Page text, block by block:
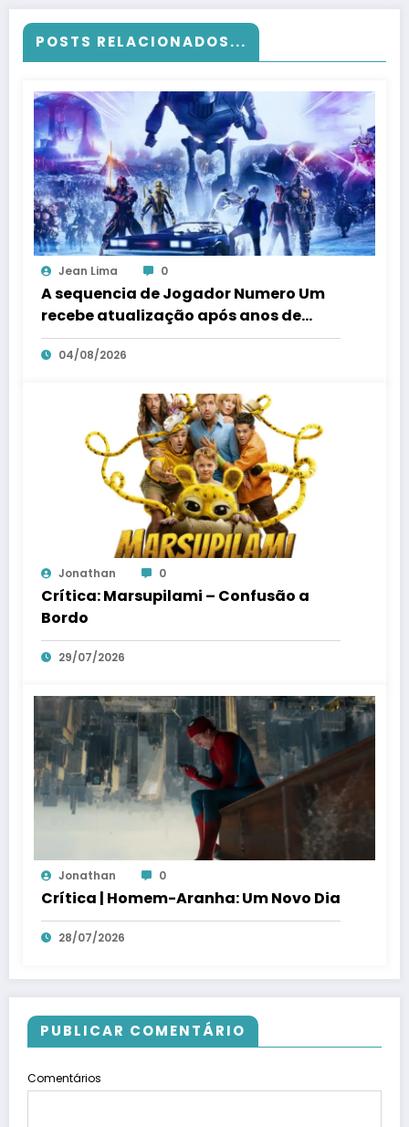
POSTS RELACIONADOS...
Jean Lima 0
A sequencia de Jogador Numero Um
recebe atualização após anos de
silencio
04/08/2026
Jonathan 0
Crítica: Marsupilami – Confusão a
Bordo
29/07/2026
Jonathan 0
Crítica | Homem-Aranha: Um Novo Dia
28/07/2026
PUBLICAR COMENTÁRIO
Comentários